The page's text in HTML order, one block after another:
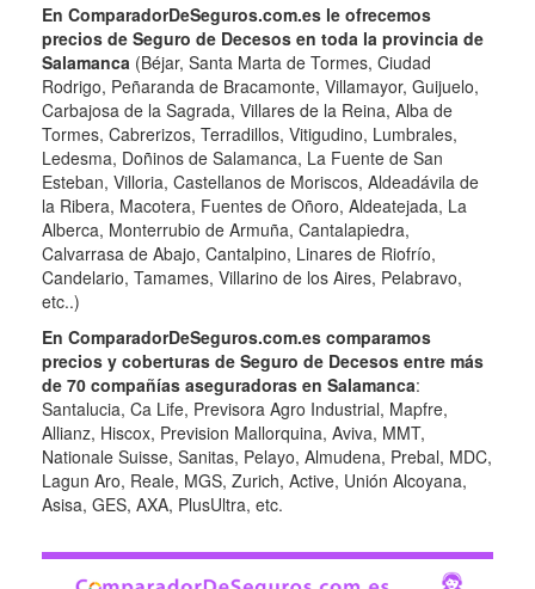
En ComparadorDeSeguros.com.es le ofrecemos
precios de Seguro de Decesos en toda la provincia de
Salamanca (Béjar, Santa Marta de Tormes, Ciudad
Rodrigo, Peñaranda de Bracamonte, Villamayor, Guijuelo,
Carbajosa de la Sagrada, Villares de la Reina, Alba de
Tormes, Cabrerizos, Terradillos, Vitigudino, Lumbrales,
Ledesma, Doñinos de Salamanca, La Fuente de San
Esteban, Villoria, Castellanos de Moriscos, Aldeadávila de
la Ribera, Macotera, Fuentes de Oñoro, Aldeatejada, La
Alberca, Monterrubio de Armuña, Cantalapiedra,
Calvarrasa de Abajo, Cantalpino, Linares de Riofrío,
Candelario, Tamames, Villarino de los Aires, Pelabravo,
etc..)
En ComparadorDeSeguros.com.es comparamos
precios y coberturas de Seguro de Decesos entre más
de 70 compañías aseguradoras en Salamanca:
Santalucia, Ca Life, Previsora Agro Industrial, Mapfre,
Allianz, Hiscox, Prevision Mallorquina, Aviva, MMT,
Nationale Suisse, Sanitas, Pelayo, Almudena, Prebal, MDC,
Lagun Aro, Reale, MGS, Zurich, Active, Unión Alcoyana,
Asisa, GES, AXA, PlusUltra, etc.